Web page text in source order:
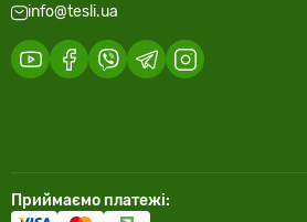
info@tesli.ua
Приймаємо платежі: